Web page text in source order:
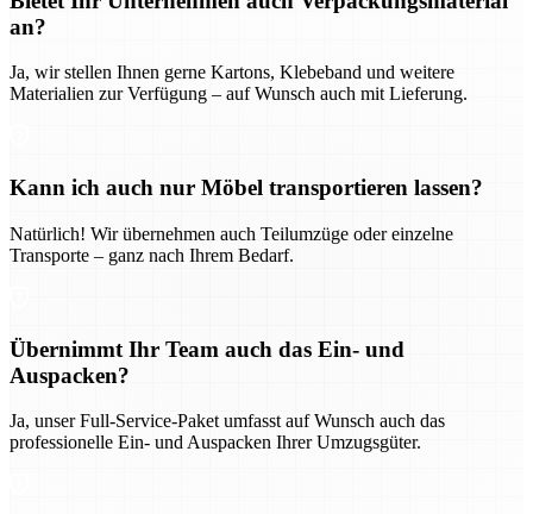
an?
Ja, wir stellen Ihnen gerne Kartons, Klebeband und weitere
Materialien zur Verfügung – auf Wunsch auch mit Lieferung.
Kann ich auch nur Möbel transportieren lassen?
Natürlich! Wir übernehmen auch Teilumzüge oder einzelne
Transporte – ganz nach Ihrem Bedarf.
Übernimmt Ihr Team auch das Ein- und
Auspacken?
Ja, unser Full-Service-Paket umfasst auf Wunsch auch das
professionelle Ein- und Auspacken Ihrer Umzugsgüter.